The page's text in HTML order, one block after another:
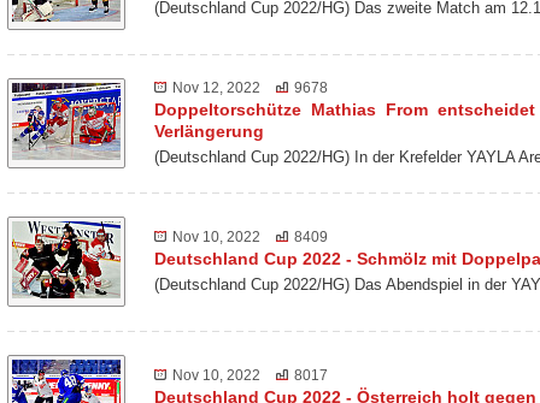
(Deutschland Cup 2022/HG) Das zweite Match am
Nov 12, 2022 9678
Doppeltorschütze Mathias From
Verlängerung
(Deutschland Cup 2022/HG) In der Krefelder YAYLA
Nov 10, 2022 8409
Deutschland Cup 2022 - Schmölz mit
(Deutschland Cup 2022/HG) Das Abendspiel in der
Nov 10, 2022 8017
Deutschland Cup 2022 - Österreich holt